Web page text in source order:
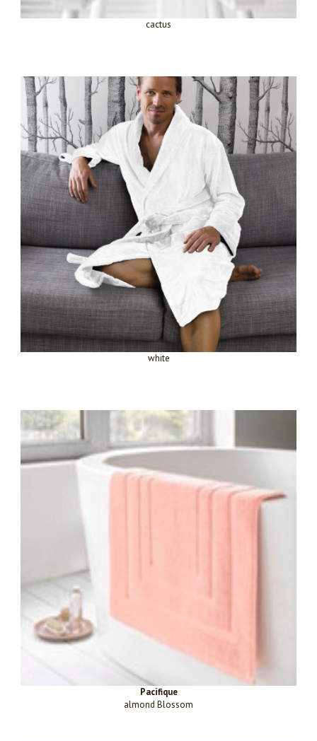
cactus
white
Pacifique
almond Blossom